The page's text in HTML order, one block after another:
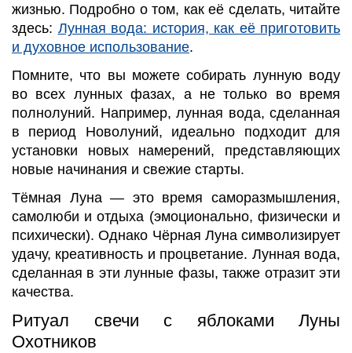
жизнью. Подробно о том, как её сделать, читайте
здесь: Лунная вода: история, как её приготовить
и духовное использование.
Помните, что вы можете собирать лунную воду
во всех лунных фазах, а не только во время
полнолуний. Например, лунная вода, сделанная
в период Новолуний, идеально подходит для
установки новых намерений, представляющих
новые начинания и свежие старты.
Тёмная Луна — это время саморазмышления,
самолюби и отдыха (эмоционально, физически и
психически). Однако Чёрная Луна символизирует
удачу, креативность и процветание. Лунная вода,
сделанная в эти лунные фазы, также отразит эти
качества.
Ритуал свечи с яблоками Луны
Охотников